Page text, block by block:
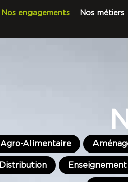
Nos engagements Nos métiers
Agro-Alimentaire
Distribution Enseignement